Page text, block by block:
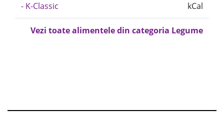
- K-Classic
kCal
Vezi toate alimentele din categoria Legume